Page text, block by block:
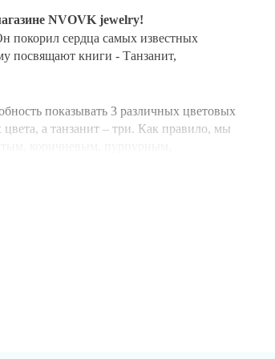
NVOVK jewelry!
покорил сердца самых известных
посвящают книги - Танзанит,
показывать 3 различных цветовых
а танзанит – три. Как правило, мы